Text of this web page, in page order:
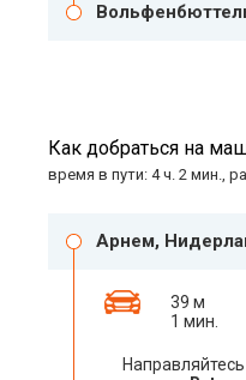
Как добраться на
время в пути: 4 ч. 2 мин.,
Арнем,
39 м
1 мин.